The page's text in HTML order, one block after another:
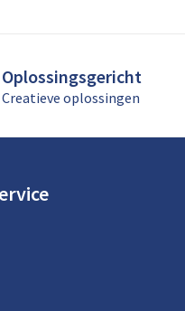
Oplossingsgericht
Creatieve oplossingen